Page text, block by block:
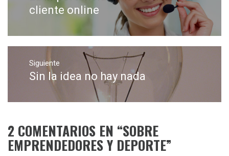
anterior:
cliente online
Siguiente
Entrada
siguiente:
Sin la idea no hay nada
2 COMENTARIOS EN “SOBRE
EMPRENDEDORES Y DEPORTE”